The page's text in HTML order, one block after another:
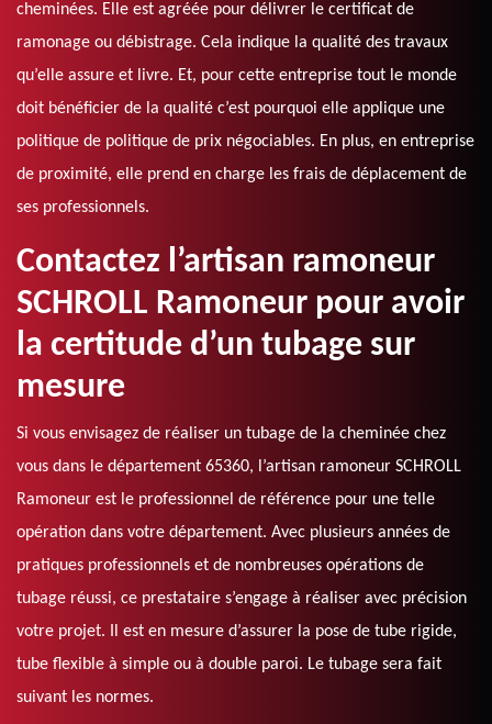
cheminées. Elle est agréée pour délivrer le certificat de
ramonage ou débistrage. Cela indique la qualité des travaux
qu’elle assure et livre. Et, pour cette entreprise tout le monde
doit bénéficier de la qualité c’est pourquoi elle applique une
politique de politique de prix négociables. En plus, en entreprise
de proximité, elle prend en charge les frais de déplacement de
ses professionnels.
Contactez l’artisan ramoneur
SCHROLL Ramoneur pour avoir
la certitude d’un tubage sur
mesure
Si vous envisagez de réaliser un tubage de la cheminée chez
vous dans le département 65360, l’artisan ramoneur SCHROLL
Ramoneur est le professionnel de référence pour une telle
opération dans votre département. Avec plusieurs années de
pratiques professionnels et de nombreuses opérations de
tubage réussi, ce prestataire s’engage à réaliser avec précision
votre projet. Il est en mesure d’assurer la pose de tube rigide,
tube flexible à simple ou à double paroi. Le tubage sera fait
suivant les normes.